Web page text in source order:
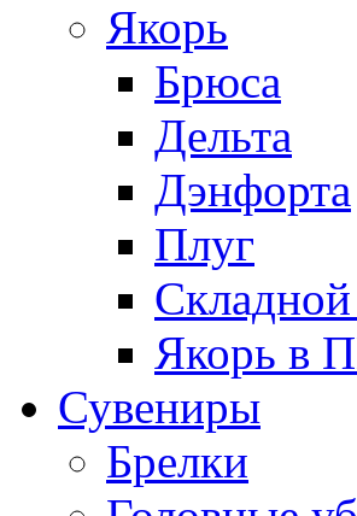
Якорь
Брюса
Дельта
Дэнфорта
Плуг
Якорь в
Сувениры
Брелки